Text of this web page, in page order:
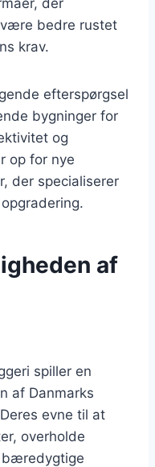
bedre rustet
krav.
efterspørgsel
bygninger for
og
op for nye
der specialiserer
af
spiller en
af Danmarks
evne til at
overholde
bæredygtige